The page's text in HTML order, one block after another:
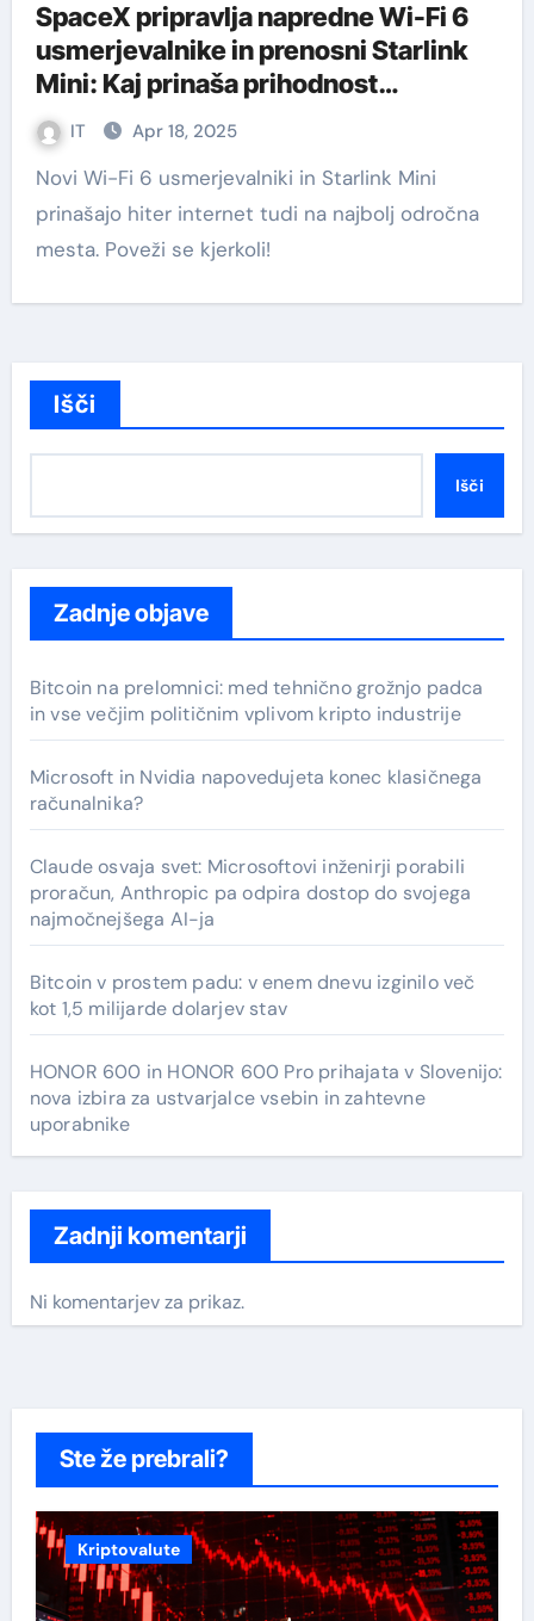
SpaceX pripravlja napredne Wi-Fi 6
usmerjevalnike in prenosni Starlink
Mini: Kaj prinaša prihodnost
satelitskega interneta?
IT Apr 18, 2025
Novi Wi-Fi 6 usmerjevalniki in Starlink Mini
prinašajo hiter internet tudi na najbolj odročna
mesta. Poveži se kjerkoli!
Išči
Išči
Zadnje objave
Bitcoin na prelomnici: med tehnično grožnjo padca
in vse večjim političnim vplivom kripto industrije
Microsoft in Nvidia napovedujeta konec klasičnega
računalnika?
Claude osvaja svet: Microsoftovi inženirji porabili
proračun, Anthropic pa odpira dostop do svojega
najmočnejšega AI-ja
Bitcoin v prostem padu: v enem dnevu izginilo več
kot 1,5 milijarde dolarjev stav
HONOR 600 in HONOR 600 Pro prihajata v Slovenijo:
nova izbira za ustvarjalce vsebin in zahtevne
uporabnike
Zadnji komentarji
Ni komentarjev za prikaz.
Ste že prebrali?
Kriptovalute